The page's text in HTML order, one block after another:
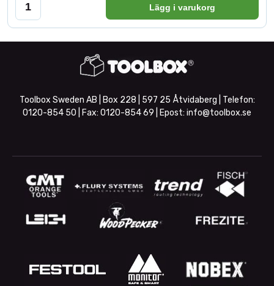
Lägg i varukorg
Toolbox Sweden AB | Box 228 | 597 25 Åtvidaberg | Telefon:
0120-854 50 | Fax: 0120-854 69 | Epost: info@toolbox.se